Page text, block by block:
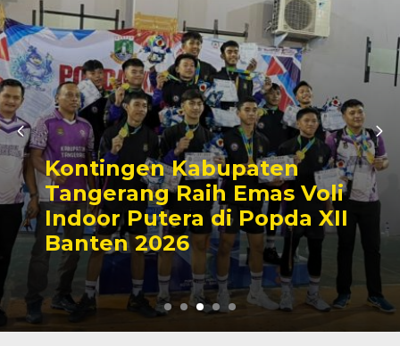
Kabupaten
Raih Emas Voli
di Popda XII
2026
Zona
Satap